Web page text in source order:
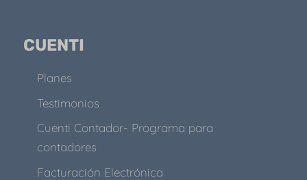
CUENTI
Planes
Testimonios
Cuenti Contador- Programa para
contadores
Facturación Electrónica